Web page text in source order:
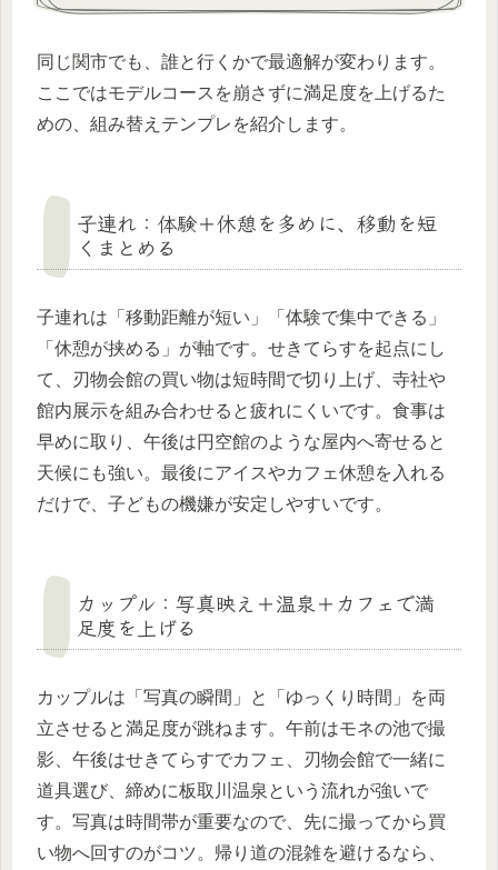
同じ関市でも、誰と行くかで最適解が変わります。
ここではモデルコースを崩さずに満足度を上げるた
めの、組み替えテンプレを紹介します。
子連れ：体験＋休憩を多めに、移動を短
くまとめる
子連れは「移動距離が短い」「体験で集中できる」
「休憩が挟める」が軸です。せきてらすを起点にし
て、刃物会館の買い物は短時間で切り上げ、寺社や
館内展示を組み合わせると疲れにくいです。食事は
早めに取り、午後は円空館のような屋内へ寄せると
天候にも強い。最後にアイスやカフェ休憩を入れる
だけで、子どもの機嫌が安定しやすいです。
カップル：写真映え＋温泉＋カフェで満
足度を上げる
カップルは「写真の瞬間」と「ゆっくり時間」を両
立させると満足度が跳ねます。午前はモネの池で撮
影、午後はせきてらすでカフェ、刃物会館で一緒に
道具選び、締めに板取川温泉という流れが強いで
す。写真は時間帯が重要なので、先に撮ってから買
い物へ回すのがコツ。帰り道の混雑を避けるなら、